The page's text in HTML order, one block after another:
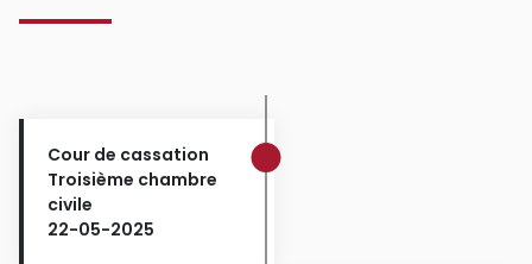
Cour de cassation
Troisième chambre
civile
22-05-2025